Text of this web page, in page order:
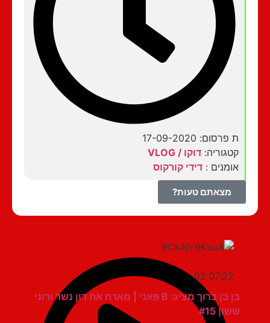
ת פרסום: 17-09-2020
קטגוריה:דוקו / VLOG
אומנים :דידי קורקוס
מצאתם טעות?
02:07:22
בן בן ברוך מציג: B פאני | מארח את רון נשר ורוני